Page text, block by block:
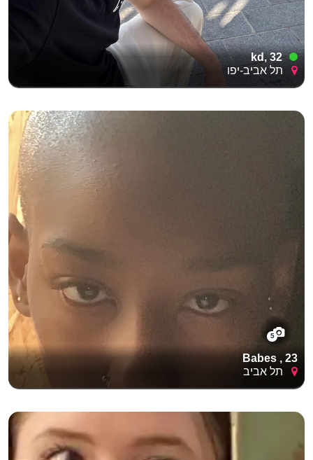
kd, 32
תל אביב-יפו
5
Babes , 23
תל אביב